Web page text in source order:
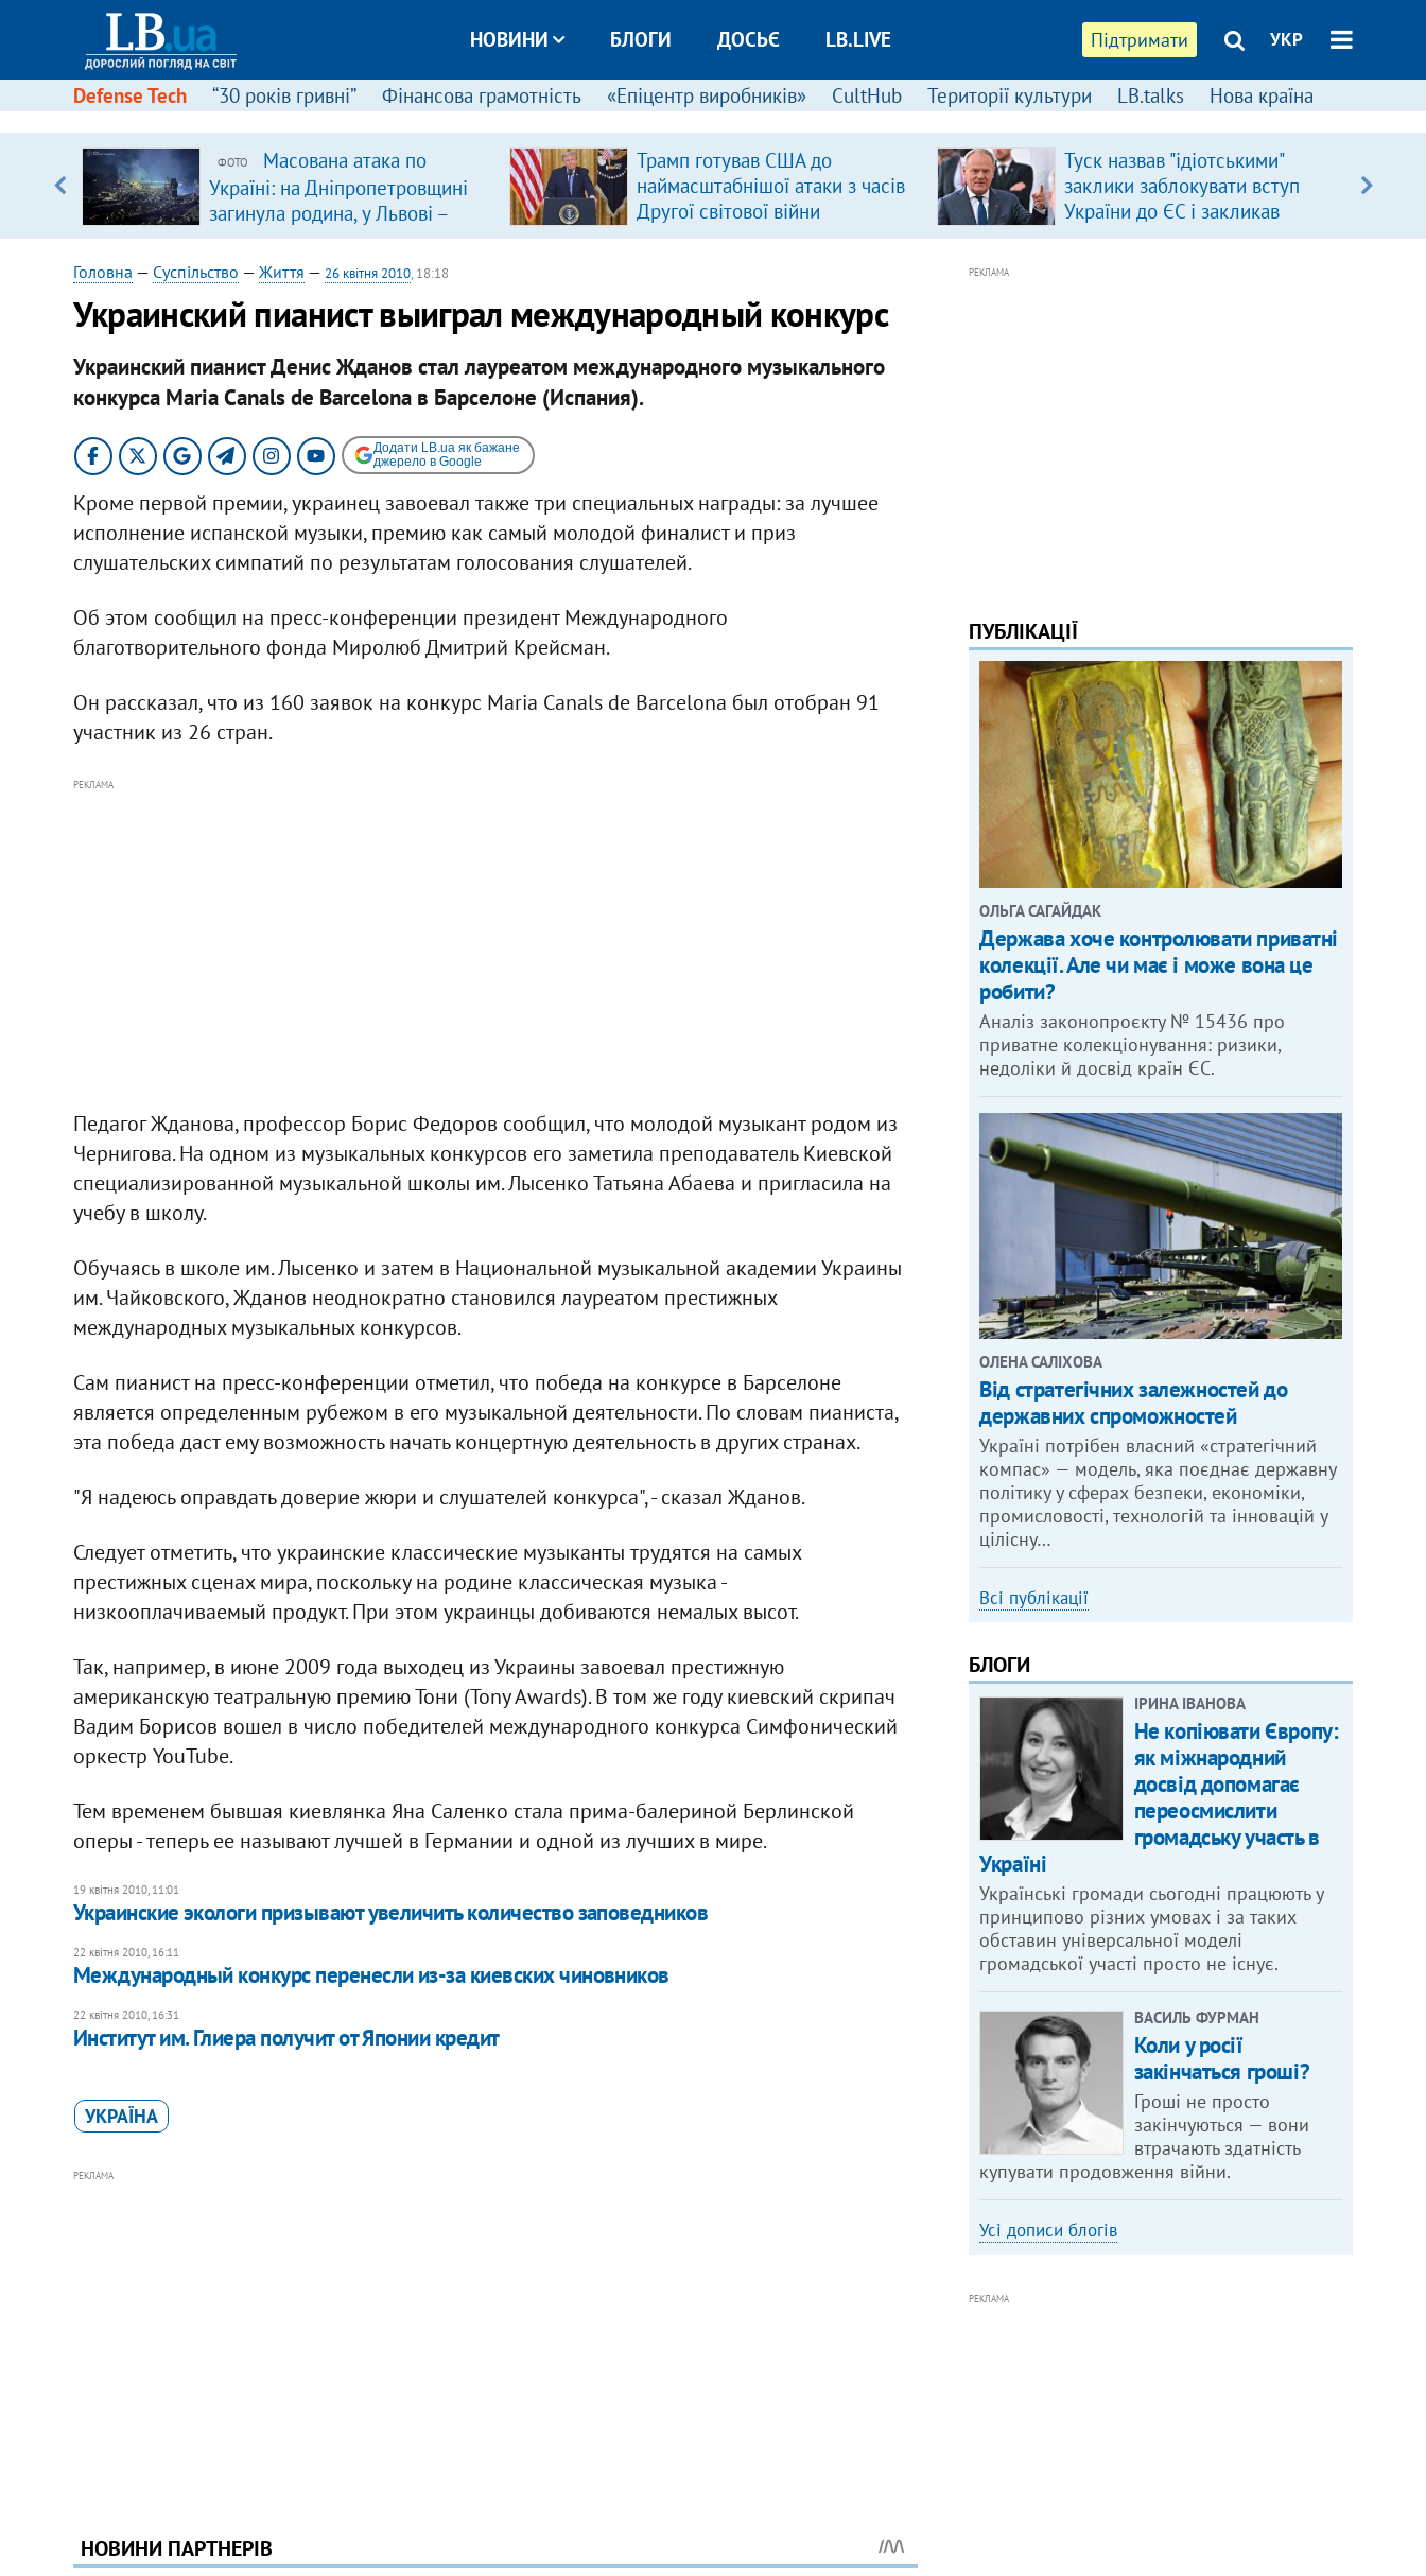
Підтримати УКР
НОВИНИ БЛОГИ ДОСЬЄ LB.LIVE
Defense Tech “30 років гривні” Фінансова грамотність «Епіцентр виробників» CultHub Території культури LB.talks Нова країна
ФОТО
Масована атака по
Україні: на Дніпропетровщині
загинула родина, у Львові –
удар по багатоповерхівках
(доповнюється)
Трамп готував США до
наймасштабнішої атаки з часів
Другої світової війни
Туск назвав "ідіотськими"
заклики заблокувати вступ
України до ЄС і закликав
припинити антиукраїнську
Головна — Суспільство — Життя — 26 квітня 2010, 18:18
Украинский пианист выиграл международный конкурс
Украинский пианист Денис Жданов стал лауреатом международного музыкального
конкурса Maria Canals de Barcelona в Барселоне (Испания).
Додати LB.ua як бажане
джерело в Google
Кроме первой премии, украинец завоевал также три специальных награды: за лучшее
исполнение испанской музыки, премию как самый молодой финалист и приз
слушательских симпатий по результатам голосования слушателей.
Об этом сообщил на пресс-конференции президент Международного
благотворительного фонда Миролюб Дмитрий Крейсман.
Он рассказал, что из 160 заявок на конкурс Maria Canals de Barcelona был отобран 91
участник из 26 стран.
РЕКЛАМА
Педагог Жданова, профессор Борис Федоров сообщил, что молодой музыкант родом из
Чернигова. На одном из музыкальных конкурсов его заметила преподаватель Киевской
специализированной музыкальной школы им. Лысенко Татьяна Абаева и пригласила на
учебу в школу.
Обучаясь в школе им. Лысенко и затем в Национальной музыкальной академии Украины
им. Чайковского, Жданов неоднократно становился лауреатом престижных
международных музыкальных конкурсов.
Сам пианист на пресс-конференции отметил, что победа на конкурсе в Барселоне
является определенным рубежом в его музыкальной деятельности. По словам пианиста,
эта победа даст ему возможность начать концертную деятельность в других странах.
"Я надеюсь оправдать доверие жюри и слушателей конкурса", - сказал Жданов.
Следует отметить, что украинские классические музыканты трудятся на самых
престижных сценах мира, поскольку на родине классическая музыка -
низкооплачиваемый продукт. При этом украинцы добиваются немалых высот.
Так, например, в июне 2009 года выходец из Украины завоевал престижную
американскую театральную премию Тони (Tony Awards). В том же году киевский скрипач
Вадим Борисов вошел в число победителей международного конкурса Симфонический
оркестр YouTube.
Тем временем бывшая киевлянка Яна Саленко стала прима-балериной Берлинской
оперы - теперь ее называют лучшей в Германии и одной из лучших в мире.
19 квітня 2010, 11:01
Украинские экологи призывают увеличить количество заповедников
22 квітня 2010, 16:11
Международный конкурс перенесли из-за киевских чиновников
22 квітня 2010, 16:31
Институт им. Глиера получит от Японии кредит
УКРАЇНА
РЕКЛАМА
РЕКЛАМА
ПУБЛІКАЦІЇ
ОЛЬГА САГАЙДАК
Держава хоче контролювати приватні
колекції. Але чи має і може вона це
робити?
Аналіз законопроєкту № 15436 про
приватне колекціонування: ризики,
недоліки й досвід країн ЄС.
ОЛЕНА САЛІХОВА
Від стратегічних залежностей до
державних спроможностей
Україні потрібен власний «стратегічний
компас» — модель, яка поєднає державну
політику у сферах безпеки, економіки,
промисловості, технологій та інновацій у
цілісну…
Всі публікації
БЛОГИ
ІРИНА ІВАНОВА
Не копіювати Європу:
як міжнародний
досвід допомагає
переосмислити
громадську участь в
Україні
Українські громади сьогодні працюють у
принципово різних умовах і за таких
обставин універсальної моделі
громадської участі просто не існує.
ВАСИЛЬ ФУРМАН
Коли у росії
закінчаться гроші?
Гроші не просто
закінчуються — вони
втрачають здатність
купувати продовження війни.
Усі дописи блогів
РЕКЛАМА